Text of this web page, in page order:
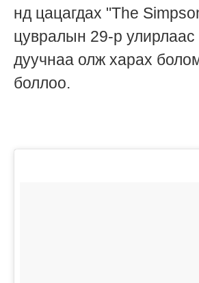
нд цацагдах "The
цувралын 29-р улирлаас
дуучнаа олж харах
боллоо.